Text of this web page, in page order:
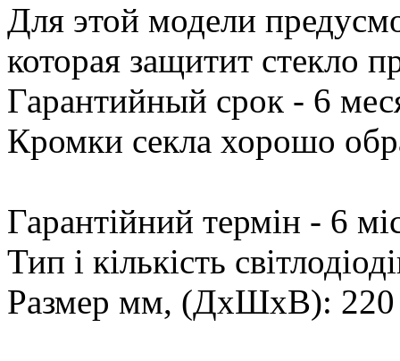
Для этой модели
которая защитит стекло
Гарантийный срок - 6
Кромки секла хорошо
Гарантійний термін - 6
Тип і кількість
Размер мм, (ДхШхВ): 220